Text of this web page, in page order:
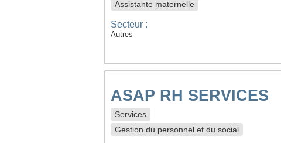
Assistante maternelle
Secteur :
Autres
ASAP RH SERVICES
Services
Gestion du personnel et du social